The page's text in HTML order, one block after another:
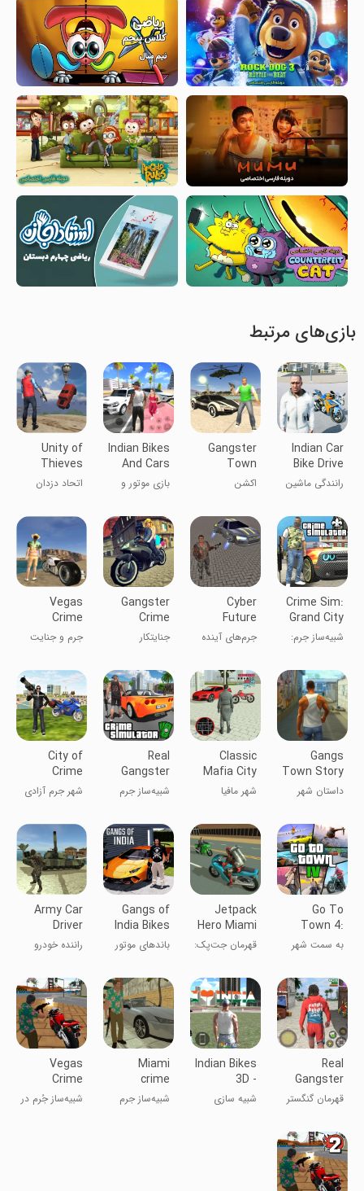
بازی‌های مرتبط
Indian Car
Bike Drive
Sim
رانندگی ماشین
GTIV
Gangster
Town
اکشن
Indian Bikes
And Cars
Game 3D
بازی موتور و
3D
Unity of
Thieves
اتحاد دزدان
Crime Sim:
Grand City
شبیه‌ساز جرم:
Cyber
Future
Crime
جرم‌های آینده
Gangster
Crime
جنایتکار
Vegas
Crime
جرم و جنایت
Gangs
Town Story
داستان شهر
Classic
Mafia City
Level UP
شهر مافیا
بالاتر
Real
Gangster
Crime
Simulator
شبیه‌ساز جرم
City of
Crime
Liberty
شهر جرم آزادی
Go To
Town 4:
Vice City
به سمت شهر
Jetpack
Hero Miami
Crime
قهرمان جت‌پک:
Gangs of
India Bikes
Car Drive
باندهای موتور
خودروهای هند
Army Car
Driver
راننده خودرو
Real
Gangster
Rope Hero
City
قهرمان گنگستر
Indian Bikes
3D -
MULTIPLAYER
شبیه سازی
Miami
crime
simulator
شبیه‌ساز جرم
Vegas
Crime
Simulator
شبیه‌ساز جُرم در